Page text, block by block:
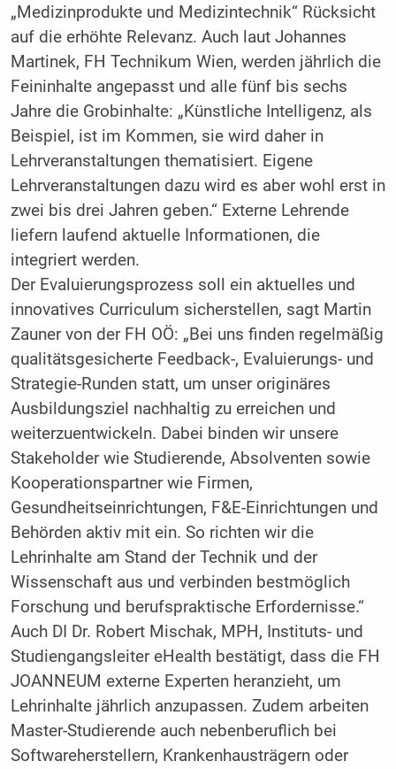
„Medizinprodukte und Medizintechnik“ Rücksicht
auf die erhöhte Relevanz. Auch laut Johannes
Martinek, FH Technikum Wien, werden jährlich die
Feininhalte angepasst und alle fünf bis sechs
Jahre die Grobinhalte: „Künstliche Intelligenz, als
Beispiel, ist im Kommen, sie wird daher in
Lehrveranstaltungen thematisiert. Eigene
Lehrveranstaltungen dazu wird es aber wohl erst in
zwei bis drei Jahren geben.“ Externe Lehrende
liefern laufend aktuelle Informationen, die
integriert werden.
Der Evaluierungsprozess soll ein aktuelles und
innovatives Curriculum sicherstellen, sagt Martin
Zauner von der FH OÖ: „Bei uns finden regelmäßig
qualitätsgesicherte Feedback-, Evaluierungs- und
Strategie-Runden statt, um unser originäres
Ausbildungsziel nachhaltig zu erreichen und
weiterzuentwickeln. Dabei binden wir unsere
Stakeholder wie Studierende, Absolventen sowie
Kooperationspartner wie Firmen,
Gesundheitseinrichtungen, F&E-Einrichtungen und
Behörden aktiv mit ein. So richten wir die
Lehrinhalte am Stand der Technik und der
Wissenschaft aus und verbinden bestmöglich
Forschung und berufspraktische Erfordernisse.“
Auch DI Dr. Robert Mischak, MPH, Instituts- und
Studiengangsleiter eHealth bestätigt, dass die FH
JOANNEUM externe Experten heranzieht, um
Lehrinhalte jährlich anzupassen. Zudem arbeiten
Master-Studierende auch nebenberuflich bei
Softwareherstellern, Krankenhausträgern oder